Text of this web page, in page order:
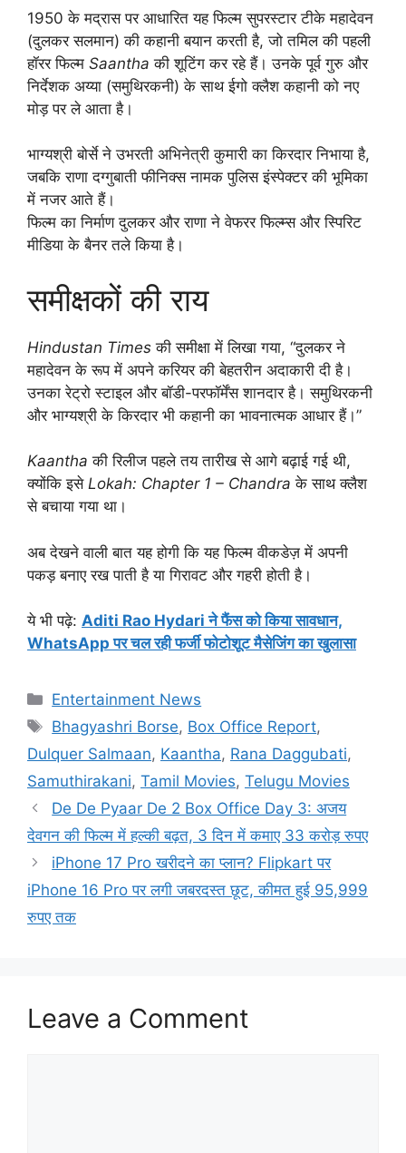
1950 के मद्रास पर आधारित यह फिल्म सुपरस्टार टीके महादेवन
(दुलकर सलमान) की कहानी बयान करती है, जो तमिल की पहली
हॉरर फिल्म Saantha की शूटिंग कर रहे हैं। उनके पूर्व गुरु और
निर्देशक अय्या (समुथिरकनी) के साथ ईगो क्लैश कहानी को नए
मोड़ पर ले आता है।
भाग्यश्री बोर्से ने उभरती अभिनेत्री कुमारी का किरदार निभाया है,
जबकि राणा दग्गुबाती फीनिक्स नामक पुलिस इंस्पेक्टर की भूमिका
में नजर आते हैं।
फिल्म का निर्माण दुलकर और राणा ने वेफरर फिल्म्स और स्पिरिट
मीडिया के बैनर तले किया है।
समीक्षकों की राय
Hindustan Times की समीक्षा में लिखा गया, “दुलकर ने
महादेवन के रूप में अपने करियर की बेहतरीन अदाकारी दी है।
उनका रेट्रो स्टाइल और बॉडी-परफॉर्मेंस शानदार है। समुथिरकनी
और भाग्यश्री के किरदार भी कहानी का भावनात्मक आधार हैं।”
Kaantha की रिलीज पहले तय तारीख से आगे बढ़ाई गई थी,
क्योंकि इसे Lokah: Chapter 1 – Chandra के साथ क्लैश
से बचाया गया था।
अब देखने वाली बात यह होगी कि यह फिल्म वीकडेज़ में अपनी
पकड़ बनाए रख पाती है या गिरावट और गहरी होती है।
ये भी पढ़े: Aditi Rao Hydari ने फैंस को किया सावधान,
WhatsApp पर चल रही फर्जी फोटोशूट मैसेजिंग का खुलासा
Categories
Entertainment News
Tags
Bhagyashri Borse, Box Office Report,
Dulquer Salmaan, Kaantha, Rana Daggubati,
Samuthirakani, Tamil Movies, Telugu Movies
De De Pyaar De 2 Box Office Day 3: अजय
देवगन की फिल्म में हल्की बढ़त, 3 दिन में कमाए 33 करोड़ रुपए
iPhone 17 Pro खरीदने का प्लान? Flipkart पर
iPhone 16 Pro पर लगी जबरदस्त छूट, कीमत हुई 95,999
रुपए तक
Leave a Comment